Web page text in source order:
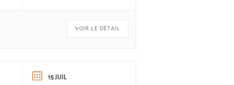
VOIR LE DÉTAIL
15 JUIL